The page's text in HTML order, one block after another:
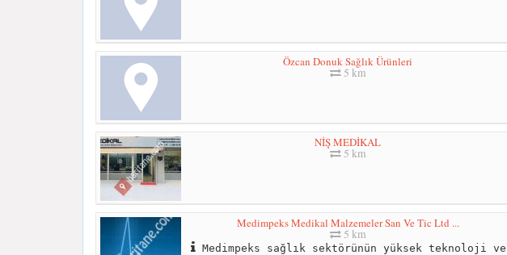
Özcan Donuk Sağlık Ürünleri
5 km
NİŞ MEDİKAL
5 km
Medimpeks Medikal Malzemeler San Ve Tic Ltd ...
5 km
Medimpeks sağlık sektörünün yüksek teknoloji ve